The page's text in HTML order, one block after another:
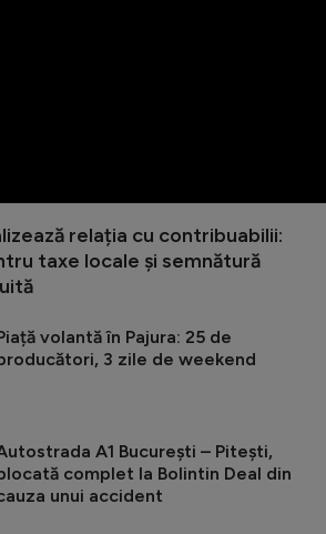
relația cu contribuabilii:
taxe locale și semnătură
volantă în Pajura: 25 de
3 zile de weekend
A1 București – Pitești,
complet la Bolintin Deal din
unui accident